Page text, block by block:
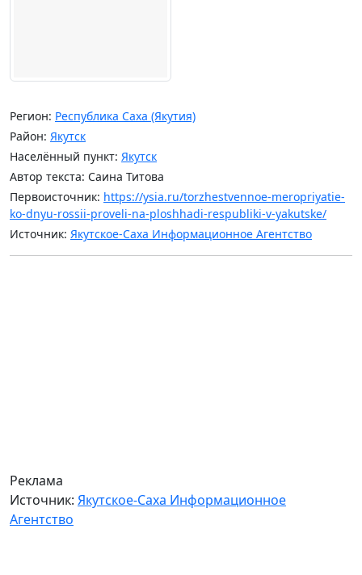
Регион: Республика Саха (Якутия)
Район: Якутск
Населённый пункт: Якутск
Автор текста: Саина Титова
Первоисточник: https://ysia.ru/torzhestvennoe-meropriyatie-
ko-dnyu-rossii-proveli-na-ploshhadi-respubliki-v-yakutske/
Источник: Якутское-Саха Информационное Агентство
Реклама
Источник: Якутское-Саха Информационное
Агентство